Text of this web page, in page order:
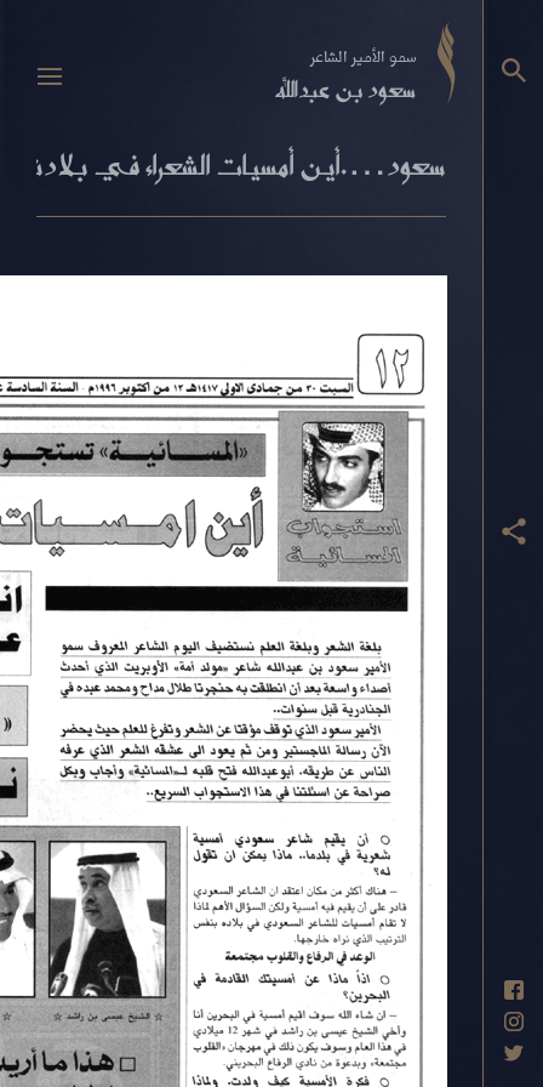
سمو الأمير الشاعر
سعود بن عبدالله
سعود….أين أمسيات الشعراء في